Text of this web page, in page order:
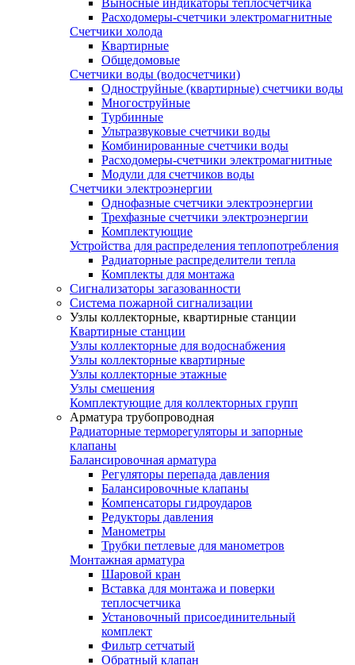
Выносные индикаторы теплосчетчика
Расходомеры-счетчики электромагнитные
Счетчики холода
Квартирные
Общедомовые
Счетчики воды (водосчетчики)
Одноструйные (квартирные) счетчики воды
Многоструйные
Турбинные
Ультразвуковые счетчики воды
Комбинированные счетчики воды
Расходомеры-счетчики электромагнитные
Модули для счетчиков воды
Счетчики электроэнергии
Однофазные счетчики электроэнергии
Трехфазные счетчики электроэнергии
Комплектующие
Устройства для распределения теплопотребления
Радиаторные распределители тепла
Комплекты для монтажа
Сигнализаторы загазованности
Система пожарной сигнализации
Узлы коллекторные, квартирные станции
Квартирные станции
Узлы коллекторные для водоснабжения
Узлы коллекторные квартирные
Узлы коллекторные этажные
Узлы смешения
Комплектующие для коллекторных групп
Арматура трубопроводная
Радиаторные терморегуляторы и запорные
клапаны
Балансировочная арматура
Регуляторы перепада давления
Балансировочные клапаны
Компенсаторы гидроударов
Редукторы давления
Манометры
Трубки петлевые для манометров
Монтажная арматура
Шаровой кран
Вставка для монтажа и поверки
теплосчетчика
Установочный присоединительный
комплект
Фильтр сетчатый
Обратный клапан